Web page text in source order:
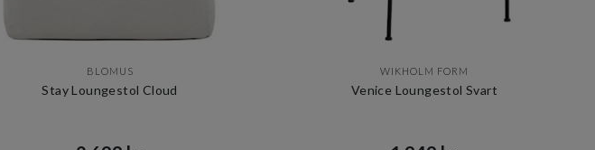
BLOMUS
Stay Loungestol Cloud
WIKHOLM FORM
Venice Loungestol Svart